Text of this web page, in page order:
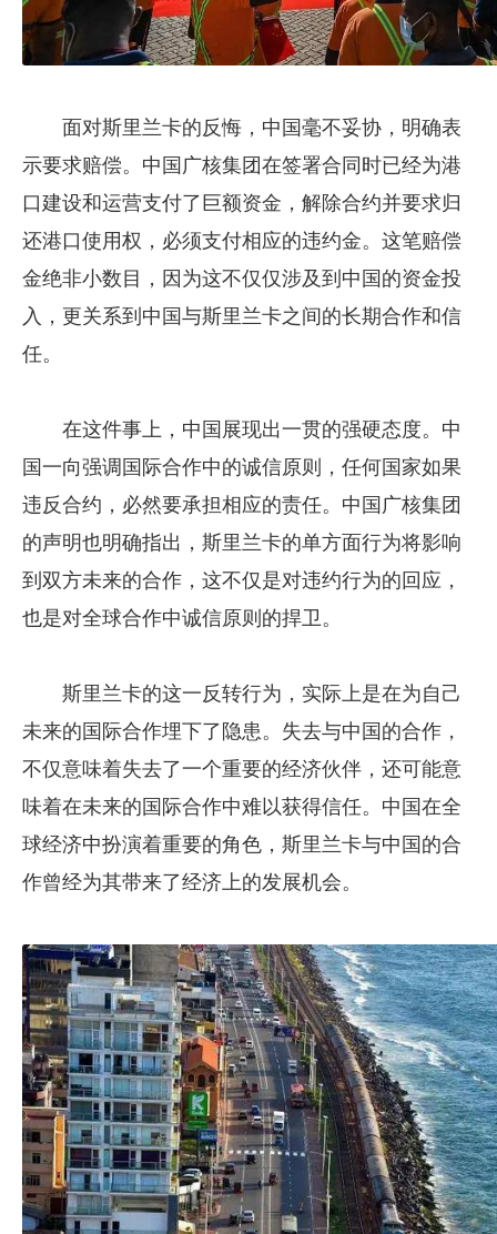
面对斯里兰卡的反悔，中国毫不妥协，明确表
示要求赔偿。中国广核集团在签署合同时已经为港
口建设和运营支付了巨额资金，解除合约并要求归
还港口使用权，必须支付相应的违约金。这笔赔偿
金绝非小数目，因为这不仅仅涉及到中国的资金投
入，更关系到中国与斯里兰卡之间的长期合作和信
任。
在这件事上，中国展现出一贯的强硬态度。中
国一向强调国际合作中的诚信原则，任何国家如果
违反合约，必然要承担相应的责任。中国广核集团
的声明也明确指出，斯里兰卡的单方面行为将影响
到双方未来的合作，这不仅是对违约行为的回应，
也是对全球合作中诚信原则的捍卫。
斯里兰卡的这一反转行为，实际上是在为自己
未来的国际合作埋下了隐患。失去与中国的合作，
不仅意味着失去了一个重要的经济伙伴，还可能意
味着在未来的国际合作中难以获得信任。中国在全
球经济中扮演着重要的角色，斯里兰卡与中国的合
作曾经为其带来了经济上的发展机会。